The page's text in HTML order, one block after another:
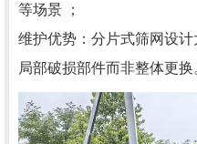
等场景 ‌；
维护优势：分片式筛网设
局部破损部件而非整体更换